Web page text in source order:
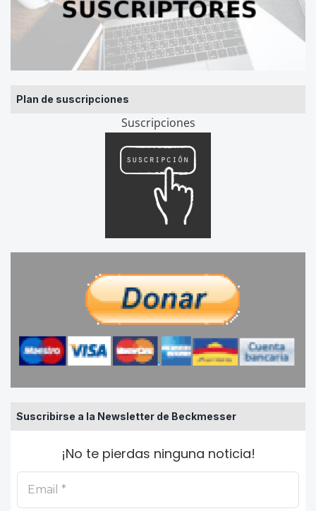
Plan de suscripciones
Suscripciones
Suscribirse a la Newsletter de Beckmesser
¡No te pierdas ninguna noticia!